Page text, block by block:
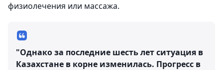
физиолечения или массажа.
"Однако за последние шесть лет ситуация в
Казахстане в корне изменилась. Прогресс в